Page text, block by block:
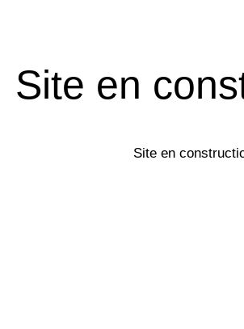
Site en
Site en